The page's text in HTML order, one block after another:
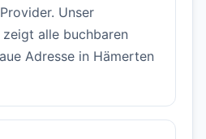
Unser
alle buchbaren
Adresse in Hämerten